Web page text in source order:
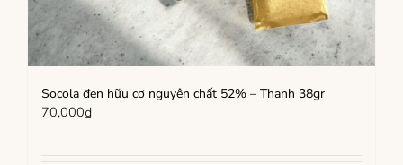
Socola đen hữu cơ nguyên chất 52% – Thanh 38gr
70,000₫